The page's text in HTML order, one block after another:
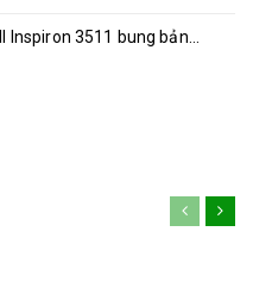
Inspiron 3511 bung bản...